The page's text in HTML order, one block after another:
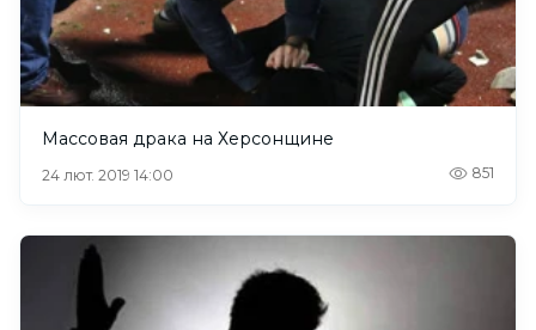
Массовая драка на Херсонщине
24 лют. 2019 14:00 851